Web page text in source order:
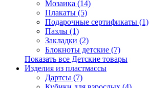
Мозаика (14)
Плакаты (5)
Подарочные сертификаты (1)
Пазлы (1)
Закладки (2)
Блокноты детские (7)
Показать все Детские товары
Изделия из пластмассы
Дартсы (7)